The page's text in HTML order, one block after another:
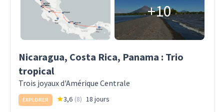
+10
Nicaragua, Costa Rica, Panama : Trio
tropical
Trois joyaux d'Amérique Centrale
EXPLORER 3,6 (8) 18 jours